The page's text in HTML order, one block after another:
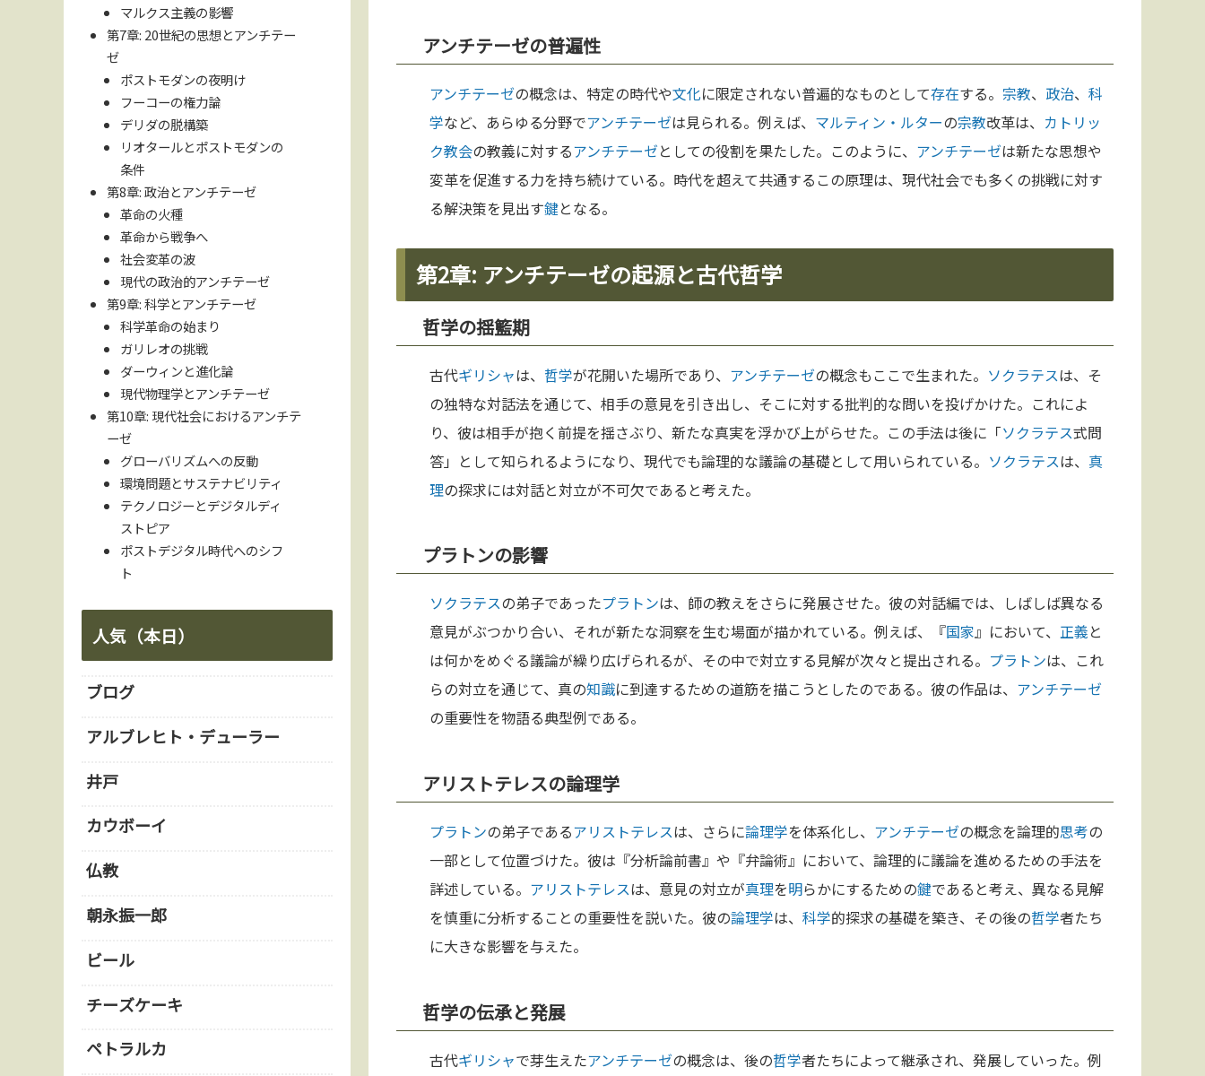
アンチテーゼの普遍性
アンチテーゼの概念は、特定の時代や文化に限定されない普遍的なものとして存在する。 宗教、 政治、 科
学など、あらゆる分野でアンチテーゼは見られる。例えば、 マルティン・ルターの宗教改革は、 カトリッ
ク教会の教義に対するアンチテーゼとしての役割を果たした。このように、 アンチテーゼは新たな思想や
変革を促進する力を持ち続けている。時代を超えて共通するこの原理は、現代社会でも多くの挑戦に対す
る解決策を見出す鍵となる。
第2章: アンチテーゼの起源と古代哲学
哲学の揺籃期
古代ギリシャは、 哲学が花開いた場所であり、 アンチテーゼの概念もここで生まれた。 ソクラテスは、そ
の独特な対話法を通じて、相手の意見を引き出し、そこに対する批判的な問いを投げかけた。これによ
り、彼は相手が抱く前提を揺さぶり、新たな真実を浮かび上がらせた。この手法は後に「ソクラテス式問
答」として知られるようになり、現代でも論理的な議論の基礎として用いられている。 ソクラテスは、 真
理の探求には対話と対立が不可欠であると考えた。
プラトンの影響
ソクラテスの弟子であったプラトンは、師の教えをさらに発展させた。彼の対話編では、しばしば異なる
意見がぶつかり合い、それが新たな洞察を生む場面が描かれている。例えば、『国家』において、 正義と
は何かをめぐる議論が繰り広げられるが、その中で対立する見解が次々と提出される。 プラトンは、これ
らの対立を通じて、真の知識に到達するための道筋を描こうとしたのである。彼の作品は、 アンチテーゼ
の重要性を物語る典型例である。
アリストテレスの論理学
プラトンの弟子であるアリストテレスは、さらに論理学を体系化し、 アンチテーゼの概念を論理的思考の
一部として位置づけた。彼は『分析論前書』や『弁論術』において、論理的に議論を進めるための手法を
詳述している。 アリストテレスは、意見の対立が真理を明らかにするための鍵であると考え、異なる見解
を慎重に分析することの重要性を説いた。彼の論理学は、 科学的探求の基礎を築き、その後の哲学者たち
に大きな影響を与えた。
哲学の伝承と発展
古代ギリシャで芽生えたアンチテーゼの概念は、後の哲学者たちによって継承され、発展していった。例
マルクス主義の影響
第7章: 20世紀の思想とアンチテー
ゼ
ポストモダンの夜明け
フーコーの権力論
デリダの脱構築
リオタールとポストモダンの
条件
第8章: 政治とアンチテーゼ
革命の火種
革命から戦争へ
社会変革の波
現代の政治的アンチテーゼ
第9章: 科学とアンチテーゼ
科学革命の始まり
ガリレオの挑戦
ダーウィンと進化論
現代物理学とアンチテーゼ
第10章: 現代社会におけるアンチテ
ーゼ
グローバリズムへの反動
環境問題とサステナビリティ
テクノロジーとデジタルディ
ストピア
ポストデジタル時代へのシフ
ト
人気（本日）
ブログ
アルブレヒト・デューラー
井戸
カウボーイ
仏教
朝永振一郎
ビール
チーズケーキ
ペトラルカ